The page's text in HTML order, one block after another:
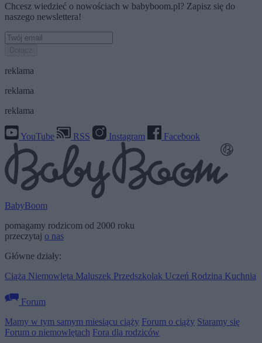
Chcesz wiedzieć o nowościach w babyboom.pl? Zapisz się do
naszego newslettera!
reklama
reklama
reklama
YouTube RSS Instagram Facebook
BabyBoom
pomagamy rodzicom od 2000 roku
przeczytaj o nas
Główne działy:
Ciąża Niemowlęta Maluszek Przedszkolak Uczeń Rodzina Kuchnia
Forum
Mamy w tym samym miesiącu ciąży Forum o ciąży Staramy się
Forum o niemowlętach Fora dla rodziców